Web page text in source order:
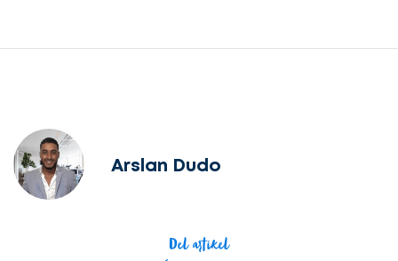
Arslan Dudo
Del artikel